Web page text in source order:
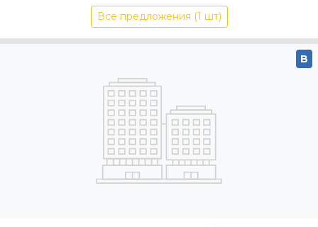
Все предложения (1 шт)
B